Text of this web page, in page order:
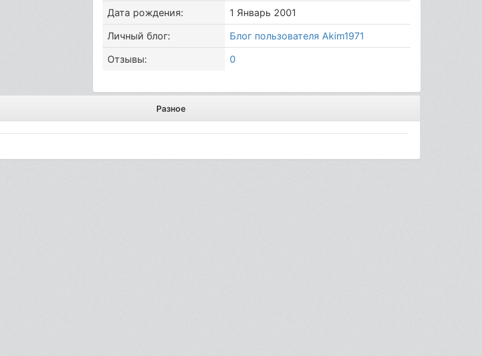
Дата рождения:
1 Январь 2001
Личный блог:
Блог пользователя Akim1971
Отзывы:
0
Разное